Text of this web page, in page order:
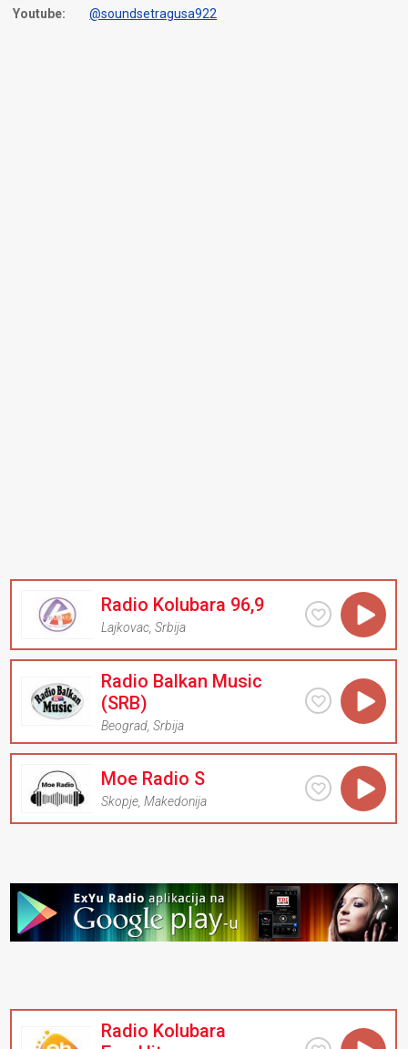
Youtube:
@soundsetragusa922
Radio Kolubara 96,9
Lajkovac ,Srbija
Radio Balkan Music
(SRB)
Beograd ,Srbija
Moe Radio S
Skopje ,Makedonija
Radio Kolubara